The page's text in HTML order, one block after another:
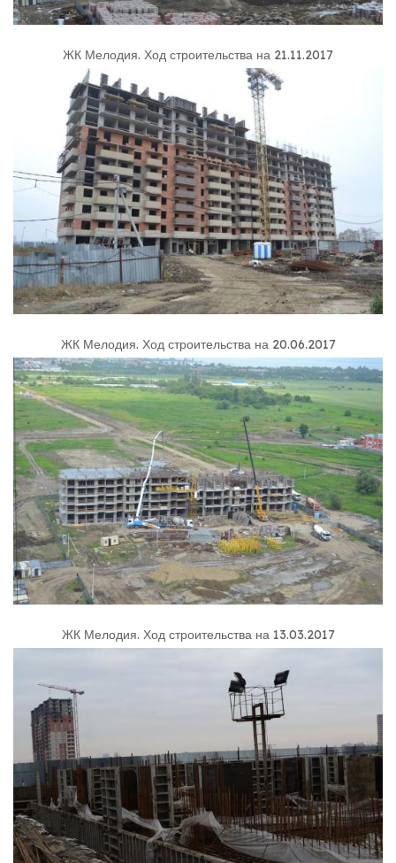
ЖК Мелодия. Ход строительства на 21.11.2017
ЖК Мелодия. Ход строительства на 20.06.2017
ЖК Мелодия. Ход строительства на 13.03.2017